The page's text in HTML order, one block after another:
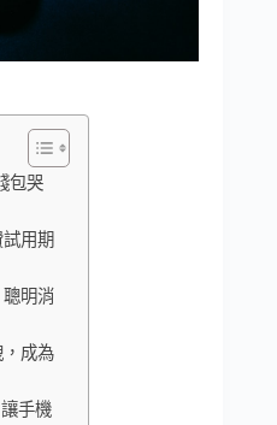
包哭
用期
明消
成為
手機